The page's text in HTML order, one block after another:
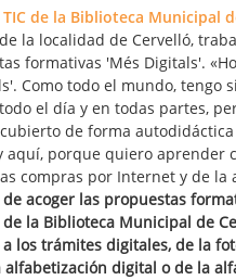
de la Biblioteca Municipal
la localidad de Cervelló,
formativas 'Més Digitals'.
Como todo el mundo, tengo
el día y en todas partes,
de forma
aquí, porque quiero aprender
compras por Internet y de
acoger las propuestas
de la Biblioteca Municipal de
los trámites digitales, de la
alfabetización digital o de la